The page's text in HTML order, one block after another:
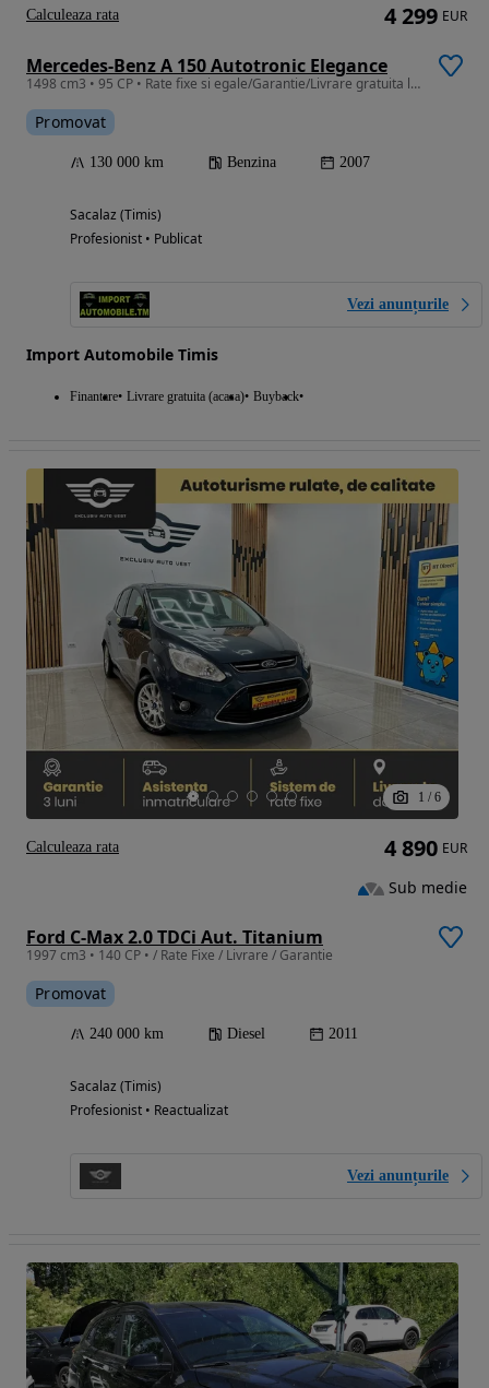
Mercedes-Benz A 150 Autotronic Elegance
1498 cm3 • 95 CP • Rate fixe si egale/Garantie/Livrare gratuita la domiciliu
Promovat
130 000 km Benzina 2007
Sacalaz (Timis)
Profesionist • Publicat
Vezi anunțurile
Import Automobile Timis
Finantare Livrare gratuita (acasa) Buyback
4 299 EUR
Calculeaza rata
1 / 6
Ford C-Max 2.0 TDCi Aut. Titanium
1997 cm3 • 140 CP • / Rate Fixe / Livrare / Garantie
Promovat
240 000 km Diesel 2011
Sacalaz (Timis)
Profesionist • Reactualizat
Vezi anunțurile
4 890 EUR
Sub medie
Calculeaza rata